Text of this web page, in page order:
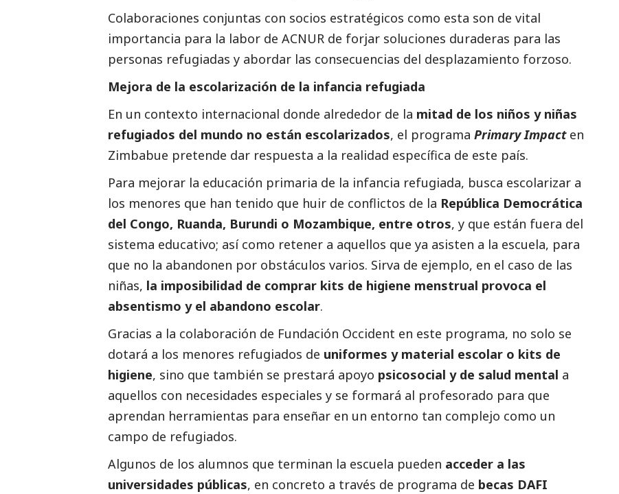
Colaboraciones conjuntas con socios estratégicos como esta son de vital
importancia para la labor de ACNUR de forjar soluciones duraderas para las
personas refugiadas y abordar las consecuencias del desplazamiento forzoso.
Mejora de la escolarización de la infancia refugiada
En un contexto internacional donde alrededor de la mitad de los niños y niñas
refugiados del mundo no están escolarizados, el programa Primary Impact en
Zimbabue pretende dar respuesta a la realidad específica de este país.
Para mejorar la educación primaria de la infancia refugiada, busca escolarizar a
los menores que han tenido que huir de conflictos de la República Democrática
del Congo, Ruanda, Burundi o Mozambique, entre otros, y que están fuera del
sistema educativo; así como retener a aquellos que ya asisten a la escuela, para
que no la abandonen por obstáculos varios. Sirva de ejemplo, en el caso de las
niñas, la imposibilidad de comprar kits de higiene menstrual provoca el
absentismo y el abandono escolar.
Gracias a la colaboración de Fundación Occident en este programa, no solo se
dotará a los menores refugiados de uniformes y material escolar o kits de
higiene, sino que también se prestará apoyo psicosocial y de salud mental a
aquellos con necesidades especiales y se formará al profesorado para que
aprendan herramientas para enseñar en un entorno tan complejo como un
campo de refugiados.
Algunos de los alumnos que terminan la escuela pueden acceder a las
universidades públicas, en concreto a través de programa de becas DAFI